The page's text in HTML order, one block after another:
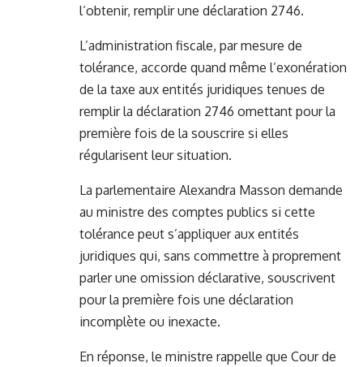
l’obtenir, remplir une déclaration 2746.
L’administration fiscale, par mesure de
tolérance, accorde quand même l’exonération
de la taxe aux entités juridiques tenues de
remplir la déclaration 2746 omettant pour la
première fois de la souscrire si elles
régularisent leur situation.
La parlementaire Alexandra Masson demande
au ministre des comptes publics si cette
tolérance peut s’appliquer aux entités
juridiques qui, sans commettre à proprement
parler une omission déclarative, souscrivent
pour la première fois une déclaration
incomplète ou inexacte.
En réponse, le ministre rappelle que Cour de